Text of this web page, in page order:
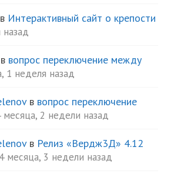
Интерактивный сайт о крепости
в вопрос переключение между
1 неделя назад
в вопрос переключение
месяца, 2 недели назад
в Релиз «Вердж3Д» 4.12
4 месяца, 3 недели назад